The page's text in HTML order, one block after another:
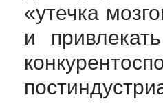
«утечка
и